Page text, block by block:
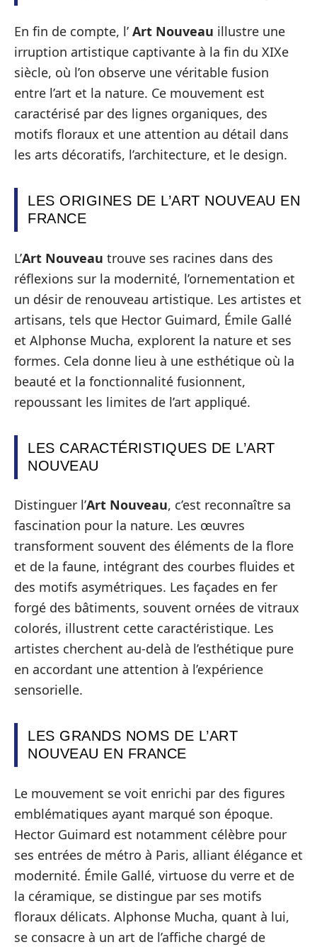
En fin de compte, l’ Art Nouveau illustre une
irruption artistique captivante à la fin du XIXe
siècle, où l’on observe une véritable fusion
entre l’art et la nature. Ce mouvement est
caractérisé par des lignes organiques, des
motifs floraux et une attention au détail dans
les arts décoratifs, l’architecture, et le design.
LES ORIGINES DE L’ART NOUVEAU EN
FRANCE
L’Art Nouveau trouve ses racines dans des
réflexions sur la modernité, l’ornementation et
un désir de renouveau artistique. Les artistes et
artisans, tels que Hector Guimard, Émile Gallé
et Alphonse Mucha, explorent la nature et ses
formes. Cela donne lieu à une esthétique où la
beauté et la fonctionnalité fusionnent,
repoussant les limites de l’art appliqué.
LES CARACTÉRISTIQUES DE L’ART
NOUVEAU
Distinguer l’Art Nouveau, c’est reconnaître sa
fascination pour la nature. Les œuvres
transforment souvent des éléments de la flore
et de la faune, intégrant des courbes fluides et
des motifs asymétriques. Les façades en fer
forgé des bâtiments, souvent ornées de vitraux
colorés, illustrent cette caractéristique. Les
artistes cherchent au-delà de l’esthétique pure
en accordant une attention à l’expérience
sensorielle.
LES GRANDS NOMS DE L’ART
NOUVEAU EN FRANCE
Le mouvement se voit enrichi par des figures
emblématiques ayant marqué son époque.
Hector Guimard est notamment célèbre pour
ses entrées de métro à Paris, alliant élégance et
modernité. Émile Gallé, virtuose du verre et de
la céramique, se distingue par ses motifs
floraux délicats. Alphonse Mucha, quant à lui,
se consacre à un art de l’affiche chargé de